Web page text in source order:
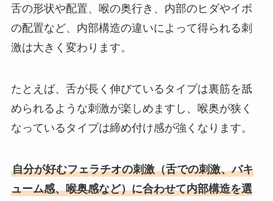
舌の形状や配置、喉の奥行き、内部のヒダやイボ
の配置など、内部構造の違いによって得られる刺
激は大きく変わります。
たとえば、舌が長く伸びているタイプは裏筋を舐
められるような刺激が楽しめますし、喉奥が狭く
なっているタイプは締め付け感が強くなります。
自分が好むフェラチオの刺激（舌での刺激、バキ
ューム感、喉奥感など）に合わせて内部構造を選